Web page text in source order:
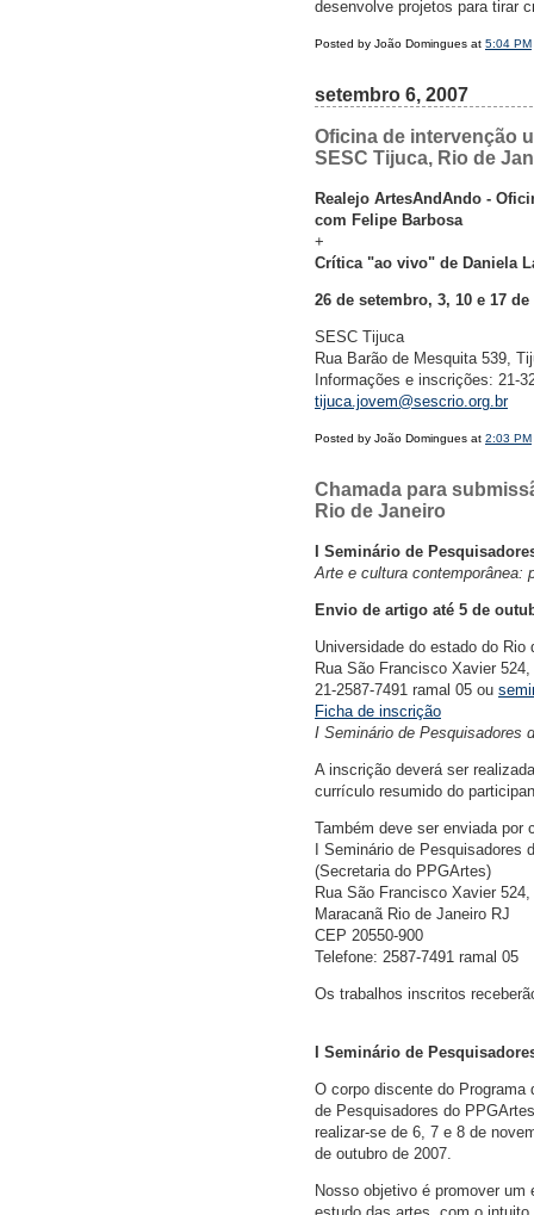
desenvolve projetos para tirar
Posted by João Domingues at 5:04 PM
setembro 6, 2007
Oficina de intervenção
SESC Tijuca, Rio de
Realejo ArtesAndAndo -
com Felipe Barbosa
+
Crítica "ao vivo" de Daniela
26 de setembro, 3, 10 e 17
SESC Tijuca
Rua Barão de Mesquita 539,
Informações e inscrições: 21-
tijuca.jovem@sescrio.org.br
Posted by João Domingues at 2:03 PM
Chamada para
Rio de Janeiro
I Seminário de
Arte e cultura contemporânea:
Envio de artigo até 5 de
Universidade do estado do
Rua São Francisco Xavier
21-2587-7491 ramal 05 ou
Ficha de inscrição
I Seminário de Pesquisadores
A inscrição deverá ser
currículo resumido do
Também deve ser enviada por
I Seminário de Pesquisadores
(Secretaria do PPGArtes)
Rua São Francisco Xavier
Maracanã Rio de Janeiro RJ
CEP 20550-900
Telefone: 2587-7491 ramal 05
Os trabalhos inscritos
I Seminário de
O corpo discente do Programa
de Pesquisadores do
realizar-se de 6, 7 e 8 de
de outubro de 2007.
Nosso objetivo é promover